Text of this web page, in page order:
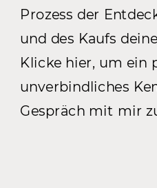
Prozess der
und des Kaufs
Klicke hier, um ein
unverbindliches
Gespräch mit mir